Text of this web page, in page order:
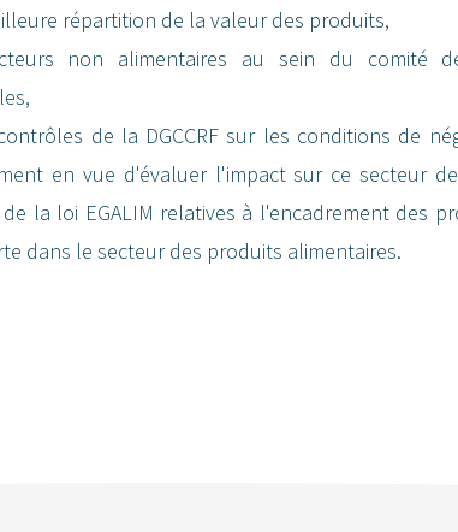
répartition de la valeur des produits,
non alimentaires au sein du comité
de la DGCCRF sur les conditions de
en vue d'évaluer l'impact sur ce secteur
la loi EGALIM relatives à l'encadrement des
dans le secteur des produits alimentaires.